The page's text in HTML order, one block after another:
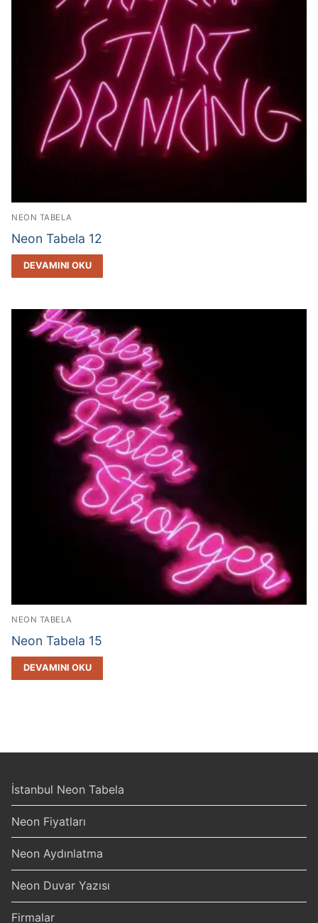
NEON TABELA
Neon Tabela 12
DEVAMINI OKU
NEON TABELA
Neon Tabela 15
DEVAMINI OKU
İstanbul Neon Tabela
Neon Fiyatları
Neon Aydınlatma
Neon Duvar Yazısı
Firmalar